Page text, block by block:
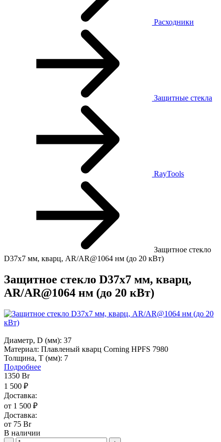
Расходники
Защитные стекла
RayTools
Защитное стекло
D37х7 мм, кварц, AR/AR@1064 нм (до 20 кВт)
Защитное стекло D37х7 мм, кварц,
AR/AR@1064 нм (до 20 кВт)
Диаметр, D (мм): 37
Материал: Плавленый кварц Corning HPFS 7980
Толщина, Т (мм): 7
Подробнее
1350 Br
1 500 ₽
Доставка:
от 1 500 ₽
Доставка:
от 75 Br
В наличии